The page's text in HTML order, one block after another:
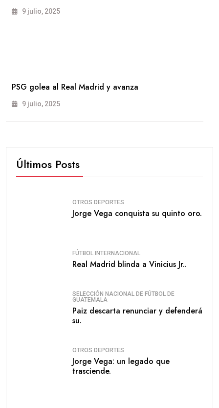
9 julio, 2025
PSG golea al Real Madrid y avanza
9 julio, 2025
Últimos Posts
OTROS DEPORTES
Jorge Vega conquista su quinto oro.
FÚTBOL INTERNACIONAL
Real Madrid blinda a Vinicius Jr..
SELECCIÓN NACIONAL DE FÚTBOL DE
GUATEMALA
Paiz descarta renunciar y defenderá
su.
OTROS DEPORTES
Jorge Vega: un legado que
trasciende.